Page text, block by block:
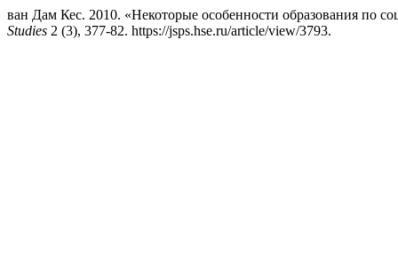
ван Дам Кес. 2010. «Некоторые особенности образования по
Studies 2 (3), 377-82. https://jsps.hse.ru/article/view/3793.